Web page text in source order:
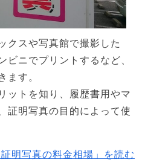
クスや写真館で撮影した
ビニでプリントするなど、
ます。
ットを知り、履歴書用やマ
証明写真の目的によって使
証明写真の料金相場」を読む